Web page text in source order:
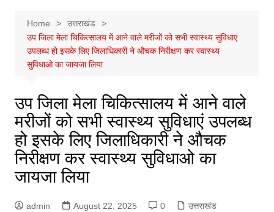
Home
उत्तराखंड
उप जिला मेला चिकित्सालय में आने वाले मरीजों को सभी स्वास्थ्य सुविधाएं
उपलब्ध हो इसके लिए जिलाधिकारी ने औचक निरीक्षण कर स्वास्थ्य
सुविधाओ का जायजा लिया
उप जिला मेला चिकित्सालय में आने वाले
मरीजों को सभी स्वास्थ्य सुविधाएं उपलब्ध
हो इसके लिए जिलाधिकारी ने औचक
निरीक्षण कर स्वास्थ्य सुविधाओ का
जायजा लिया
admin August 22, 2025 0 उत्तराखंड